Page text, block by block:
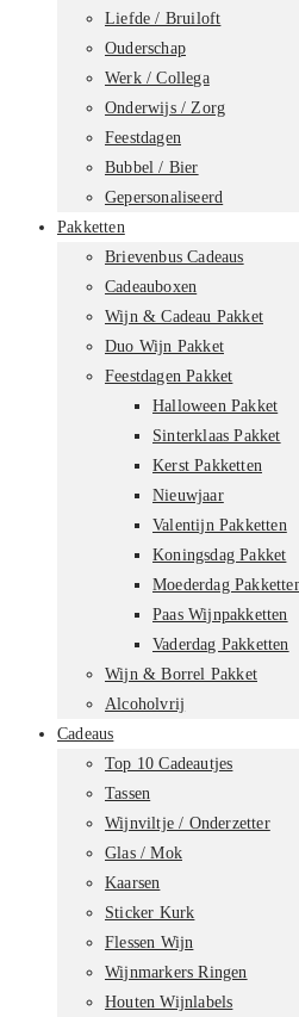
Liefde / Bruiloft
Ouderschap
Werk / Collega
Onderwijs / Zorg
Feestdagen
Bubbel / Bier
Gepersonaliseerd
Pakketten
Brievenbus Cadeaus
Cadeauboxen
Wijn & Cadeau Pakket
Duo Wijn Pakket
Feestdagen Pakket
Halloween Pakket
Sinterklaas Pakket
Kerst Pakketten
Nieuwjaar
Valentijn Pakketten
Koningsdag Pakket
Moederdag
Paas Wijnpakketten
Vaderdag Pakketten
Wijn & Borrel Pakket
Alcoholvrij
Cadeaus
Top 10 Cadeautjes
Tassen
Wijnviltje / Onderzetter
Glas / Mok
Kaarsen
Sticker Kurk
Flessen Wijn
Wijnmarkers Ringen
Houten Wijnlabels